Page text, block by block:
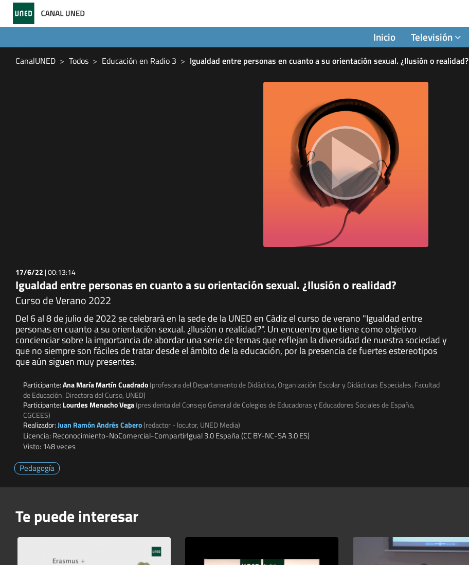
Inicio Televisión
CanalUNED Todos Educación en Radio 3 Igualdad entre personas en cuanto a su orientación sexual. ¿Ilusión o realidad?
17/6/22 |00:13:14
Igualdad entre personas en cuanto a su orientación sexual. ¿Ilusión o realidad?
Curso de Verano 2022
Del 6 al 8 de julio de 2022 se celebrará en la sede de la UNED en Cádiz el curso de verano "Igualdad entre
personas en cuanto a su orientación sexual. ¿Ilusión o realidad?". Un encuentro que tiene como objetivo
concienciar sobre la importancia de abordar una serie de temas que reflejan la diversidad de nuestra sociedad y
que no siempre son fáciles de tratar desde el ámbito de la educación, por la presencia de fuertes estereotipos
que aún siguen muy presentes.
Participante:Ana María Martín Cuadrado(profesora del Departamento de Didáctica, Organización Escolar y Didácticas Especiales. Facultad
de Educación. Directora del Curso, UNED)
Participante: Lourdes Menacho Vega(presidenta del Consejo General de Colegios de Educadoras y Educadores Sociales de España,
CGCEES)
Realizador:Juan Ramón Andrés Cabero(redactor - locutor, UNED Media)
Licencia: Reconocimiento-NoComercial-CompartirIgual 3.0 España (CC BY-NC-SA 3.0 ES)
Visto: 148 veces
Pedagogía
Te puede interesar